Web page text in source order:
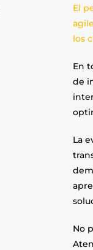
El
los
En
de
La
No